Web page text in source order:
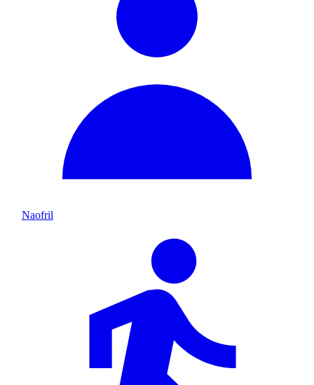
Naofril